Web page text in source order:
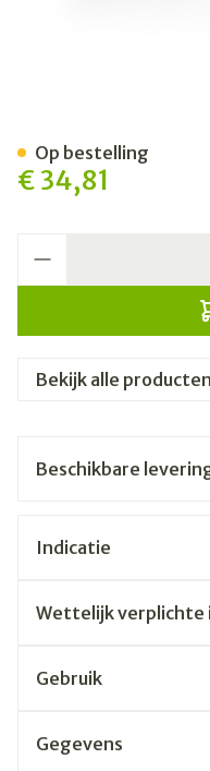
€ 34,81
Op bestelling
Bekijk alle
Beschikbare
Indicatie
Wettelijk
Gebruik
Gegevens